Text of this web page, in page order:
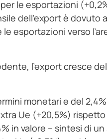
le esportazioni
dell’export è dovuto
esportazioni verso
l’export cresce
monetari e del
Ue (+20,5%) rispetto
in valore – sintesi di